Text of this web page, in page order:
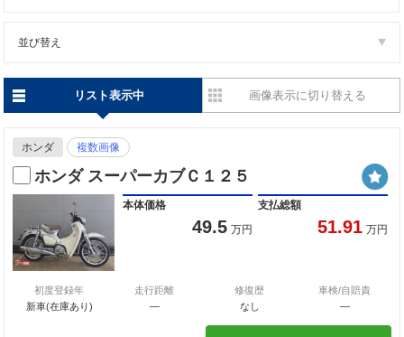
並び替え
リスト表示中 画像表示に切り替える
ホンダ 複数画像
ホンダ スーパーカブＣ１２５
本体価格
49.5 万円
支払総額
51.91 万円
初度登録年
新車(在庫あり)
走行距離
―
修復歴
なし
車検/自賠責
―